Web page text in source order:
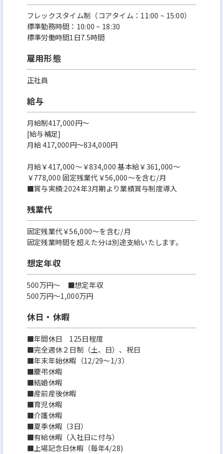
フレックスタイム制（コアタイム：11:00 ~ 15:00）
標準勤務時間：10:00 ~ 18:30
標準労働時間1日7.5時間
雇用形態
正社員
給与
月給制417,000円～
[給与補足]
月給 417,000円～834,000円
月給￥417,000～￥834,000 基本給￥361,000～
￥778,000 固定残業代￥56,000～を含む/月
■賞与実績:2024年3月期より業績賞与制度導入
残業代
固定残業代￥56,000～を含む/月
固定残業時間を超えた分は別途支給いたします。
想定年収
500万円〜 ■想定年収
500万円～1,000万円
休日・休暇
■年間休日 125日程度
■完全週休２日制（土、日）、祝日
■年末年始休暇（12/29～1/3）
■慶弔休暇
■結婚休暇
■産前産後休暇
■育児休暇
■介護休暇
■夏季休暇（3日）
■有給休暇（入社日に付与）
■上場記念日休暇（毎年4/28)